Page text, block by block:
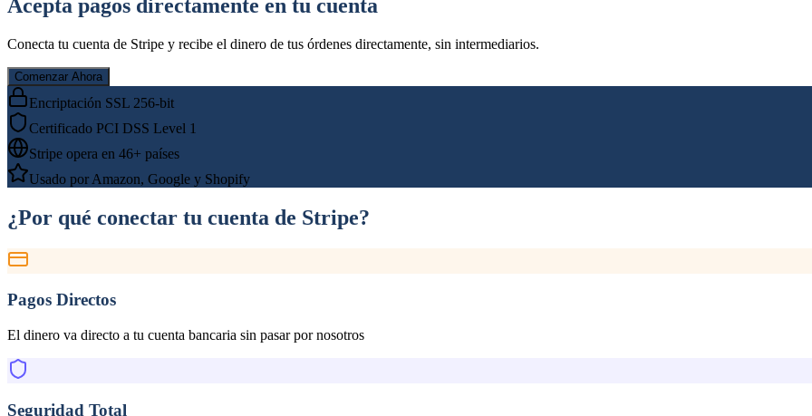
Acepta pagos directamente en tu cuenta
Conecta tu cuenta de Stripe y recibe el dinero de tus órdenes directamente, sin intermediarios.
Comenzar Ahora
Encriptación SSL 256-bit
Certificado PCI DSS Level 1
Stripe opera en 46+ países
Usado por Amazon, Google y Shopify
¿Por qué conectar tu cuenta de Stripe?
Pagos Directos
El dinero va directo a tu cuenta bancaria sin pasar por nosotros
Seguridad Total